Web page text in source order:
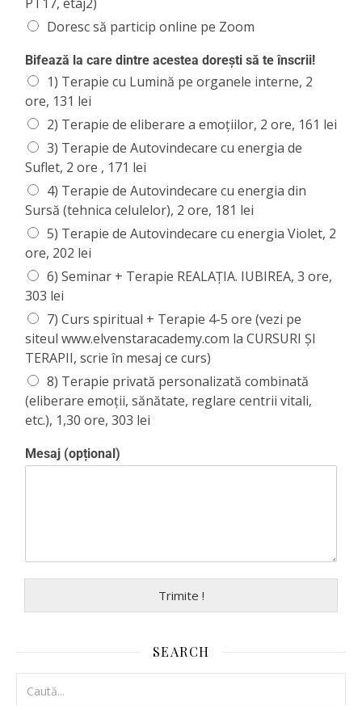
Doresc să particip online pe Zoom
Bifează la care dintre acestea dorești să te înscrii!
1) Terapie cu Lumină pe organele interne, 2
ore, 131 lei
2) Terapie de eliberare a emoțiilor, 2 ore, 161 lei
3) Terapie de Autovindecare cu energia de
Suflet, 2 ore , 171 lei
4) Terapie de Autovindecare cu energia din
Sursă (tehnica celulelor), 2 ore, 181 lei
5) Terapie de Autovindecare cu energia Violet, 2
ore, 202 lei
6) Seminar + Terapie REALAȚIA. IUBIREA, 3 ore,
303 lei
7) Curs spiritual + Terapie 4-5 ore (vezi pe
siteul www.elvenstaracademy.com la CURSURI ȘI
TERAPII, scrie în mesaj ce curs)
8) Terapie privată personalizată combinată
(eliberare emoții, sănătate, reglare centrii vitali,
etc.), 1,30 ore, 303 lei
Mesaj (opțional)
Trimite !
SEARCH